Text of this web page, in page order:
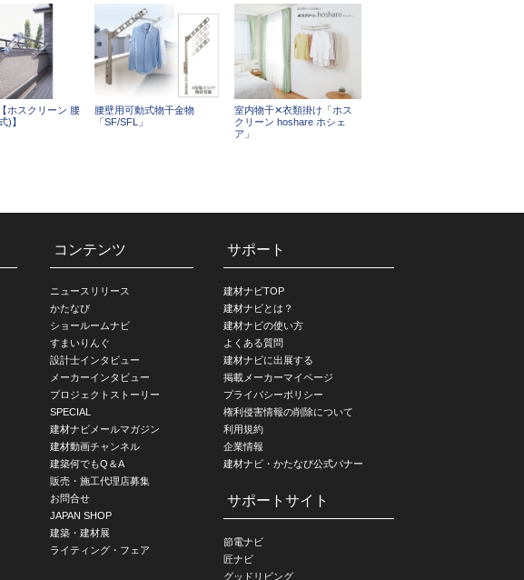
ホスクリーン 腰
)】
腰壁用可動式物干金物
「SF/SFL」
室内物干✕衣類掛け「ホス
クリーン hoshare ホシェ
ア」
コンテンツ
ニュースリリース
かたなび
ショールームナビ
すまいりんぐ
設計士インタビュー
メーカーインタビュー
プロジェクトストーリー
SPECIAL
建材ナビメールマガジン
建材動画チャンネル
建築何でもQ＆A
販売・施工代理店募集
お問合せ
JAPAN SHOP
建築・建材展
ライティング・フェア
サポート
建材ナビTOP
建材ナビとは？
建材ナビの使い方
よくある質問
建材ナビに出展する
掲載メーカーマイページ
プライバシーポリシー
権利侵害情報の削除について
利用規約
企業情報
建材ナビ・かたなび公式バナー
サポートサイト
節電ナビ
匠ナビ
グッドリビング